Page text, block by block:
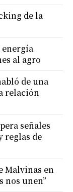
de la
al agro
de una
relación
señales
reglas de
Malvinas en
nos unen”